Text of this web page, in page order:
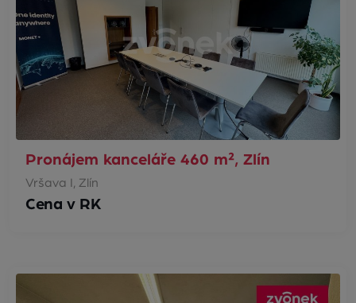
Pronájem kanceláře 460 m², Zlín
Vršava I, Zlín
Cena v RK